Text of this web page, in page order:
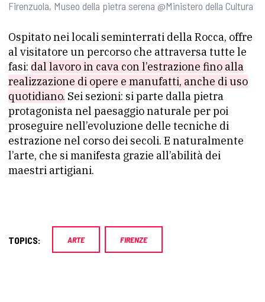
Firenzuola, Museo della pietra serena @Ministero della Cultura
Ospitato nei locali seminterrati della Rocca, offre
al visitatore un percorso che attraversa tutte le
fasi: dal lavoro in cava con l’estrazione fino alla
realizzazione di opere e manufatti, anche di uso
quotidiano. Sei sezioni: si parte dalla pietra
protagonista nel paesaggio naturale per poi
proseguire nell’evoluzione delle tecniche di
estrazione nel corso dei secoli. E naturalmente
l’arte, che si manifesta grazie all’abilità dei
maestri artigiani.
TOPICS: ARTE FIRENZE